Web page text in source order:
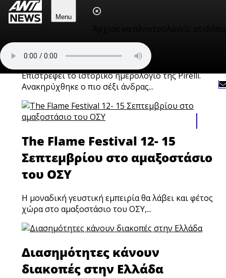
Menu
biz
Επιστρέφει το ιστορικό ημερολόγιο της Pirelli.
Ανακηρύχθηκε ο πιο σέξι άνδρας...
The Flame Festival 12- 15
Σεπτεμβρίου στο αμαξοστάσιο
του ΟΣΥ
Η μοναδική γευστική εμπειρία θα λάβει και φέτος
χώρα στο αμαξοστάσιο του ΟΣΥ,...
Διασημότητες κάνουν
διακοπές στην Ελλάδα